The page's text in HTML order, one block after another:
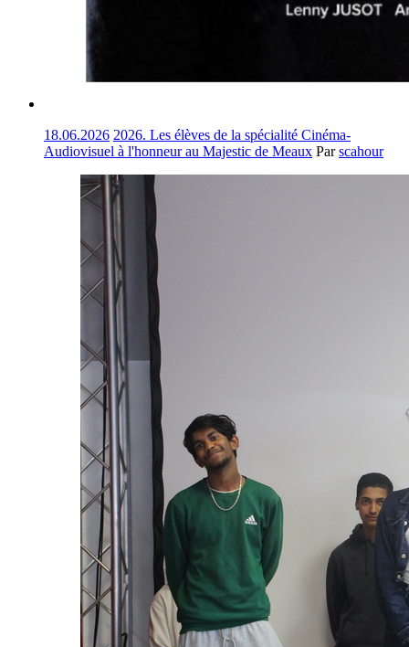
18.06.2026 2026. Les élèves de la spécialité Cinéma-
Audiovisuel à l'honneur au Majestic de Meaux Parscahour